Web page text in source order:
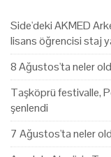
Side'deki AKMED
lisans öğrencisi staj
8 Ağustos'ta neler
Taşköprü festivalle,
şenlendi
7 Ağustos'ta neler